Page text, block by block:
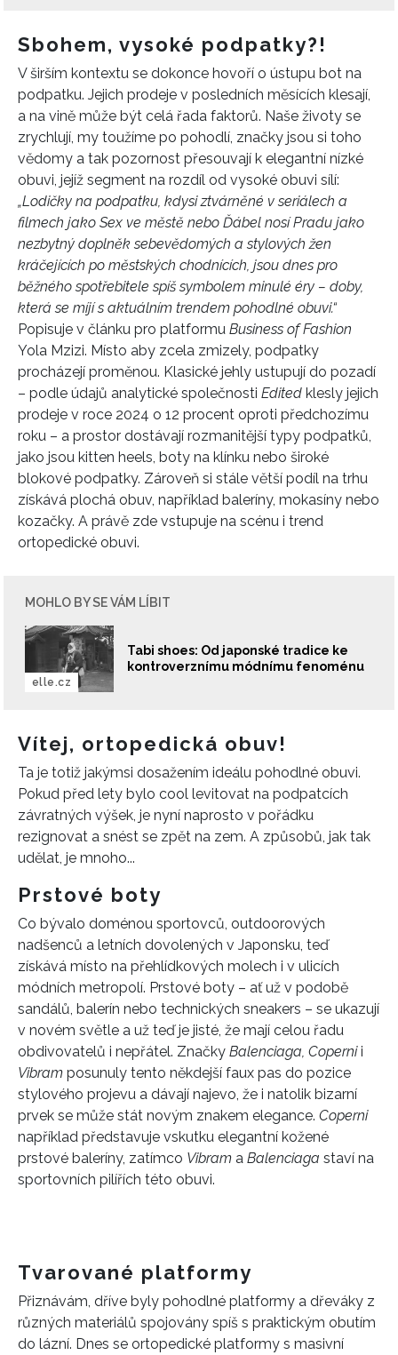
Sbohem, vysoké podpatky?!
V širším kontextu se dokonce hovoří o ústupu bot na
podpatku. Jejich prodeje v posledních měsících klesají,
a na vině může být celá řada faktorů. Naše životy se
zrychlují, my toužíme po pohodlí, značky jsou si toho
vědomy a tak pozornost přesouvají k elegantní nízké
obuvi, jejíž segment na rozdíl od vysoké obuvi sílí:
„Lodičky na podpatku, kdysi ztvárněné v seriálech a
filmech jako Sex ve městě nebo Ďábel nosí Pradu jako
nezbytný doplněk sebevědomých a stylových žen
kráčejících po městských chodnících, jsou dnes pro
běžného spotřebitele spíš symbolem minulé éry – doby,
která se míjí s aktuálním trendem pohodlné obuvi.“
Popisuje v článku pro platformu Business of Fashion
Yola Mzizi. Místo aby zcela zmizely, podpatky
procházejí proměnou. Klasické jehly ustupují do pozadí
– podle údajů analytické společnosti Edited klesly jejich
prodeje v roce 2024 o 12 procent oproti předchozímu
roku – a prostor dostávají rozmanitější typy podpatků,
jako jsou kitten heels, boty na klínku nebo široké
blokové podpatky. Zároveň si stále větší podíl na trhu
získává plochá obuv, například baleríny, mokasíny nebo
kozačky. A právě zde vstupuje na scénu i trend
ortopedické obuvi.
MOHLO BY SE VÁM LÍBIT
Tabi shoes: Od japonské tradice ke
kontroverznímu módnímu fenoménu
elle.cz
Vítej, ortopedická obuv!
Ta je totiž jakýmsi dosažením ideálu pohodlné obuvi.
Pokud před lety bylo cool levitovat na podpatcích
závratných výšek, je nyní naprosto v pořádku
rezignovat a snést se zpět na zem. A způsobů, jak tak
udělat, je mnoho...
Prstové boty
Co bývalo doménou sportovců, outdoorových
nadšenců a letních dovolených v Japonsku, teď
získává místo na přehlídkových molech i v ulicích
módních metropolí. Prstové boty – ať už v podobě
sandálů, balerín nebo technických sneakers – se ukazují
v novém světle a už teď je jisté, že mají celou řadu
obdivovatelů i nepřátel. Značky Balenciaga, Copernii
Vibram posunuly tento někdejší faux pas do pozice
stylového projevu a dávají najevo, že i natolik bizarní
prvek se může stát novým znakem elegance. Coperni
například představuje vskutku elegantní kožené
prstové baleríny, zatímco Vibram a Balenciaga staví na
sportovních pilířích této obuvi.
Tvarované platformy
Přiznávám, dříve byly pohodlné platformy a dřeváky z
různých materiálů spojovány spíš s praktickým obutím
do lázní. Dnes se ortopedické platformy s masivní